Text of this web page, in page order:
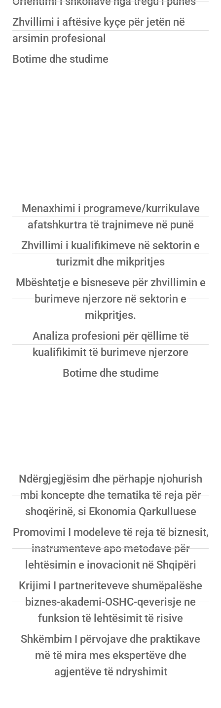
Zhvillimi i aftësive kyçe për jetën në
arsimin profesional
Botime dhe studime
Menaxhimi i programeve/kurrikulave
afatshkurtra të trajnimeve në punë
Zhvillimi i kualifikimeve në sektorin e
turizmit dhe mikpritjes
Mbështetje e bisneseve për zhvillimin e
burimeve njerzore në sektorin e
mikpritjes.
Analiza profesioni për qëllime të
kualifikimit të burimeve njerzore
Botime dhe studime
Ndërgjegjësim dhe përhapje njohurish
mbi koncepte dhe tematika të reja për
shoqërinë, si Ekonomia Qarkulluese
Promovimi I modeleve të reja të biznesit,
instrumenteve apo metodave për
lehtësimin e inovacionit në Shqipëri
Krijimi I partneriteveve shumëpalëshe
biznes-akademi-OSHC-qeverisje ne
funksion të lehtësimit të risive
Shkëmbim I përvojave dhe praktikave
më të mira mes ekspertëve dhe
agjentëve të ndryshimit